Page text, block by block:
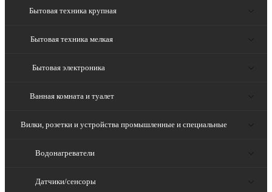
Бытовая техника крупная
Бытовая техника мелкая
Бытовая электроника
Ванная комната и туалет
Вилки, розетки и устройства промышленные и специальные
Водонагреватели
Датчики/сенсоры